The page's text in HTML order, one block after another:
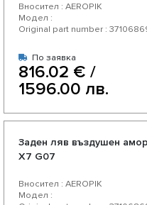
Вносител : AEROPIK
Модел :
Original part number :
По заявка
816.02 € /
1596.00 лв.
Заден ляв въздушен
X7 G07
Вносител : AEROPIK
Модел :